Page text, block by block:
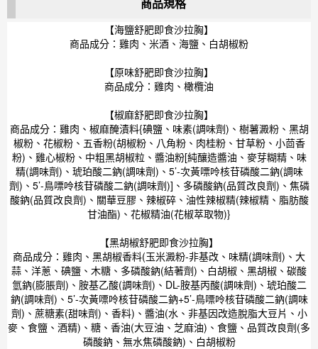
【海鹽舒肥即食沙拉胸】
商品成分：雞肉、米酒、海鹽、白胡椒粉
【原味舒肥即食沙拉胸】
商品成分：雞肉、橄欖油
【椒麻舒肥即食沙拉胸】
商品成分：雞肉、椒麻醃漬料{碘鹽、味素(調味劑)、樹薯澱粉、黑胡
椒粉、花椒粉、五香粉(胡椒粉、八角粉、肉桂粉、甘草粉、小茴香
粉)、雞心椒粉、中粗黑胡椒粒、醬油粉[純釀造醬油、麥芽糊精、味
精(調味劑)、琥珀酸二鈉(調味劑)、5’-次黃嘌呤核苷磷酸二鈉(調味
劑)、5’-鳥嘌呤核苷磷酸二鈉(調味劑)]、多磷酸鈉(品質改良劑)、焦磷
酸鈉(品質改良劑)、關華豆膠、辣椒碎、油性辣椒精(辣椒精、脂肪酸
甘油酯)、花椒精油(花椒萃取物)}
【黑胡椒舒肥即食沙拉胸】
商品成分：雞肉、黑胡椒香料(玉米澱粉-非基改、味精(調味劑)、大
蒜、洋蔥、碘鹽、木糖、多磷酸鈉(結著劑)、白胡椒、黑胡椒、碳酸
氫鈉(膨脹劑)、胺基乙酸(調味劑)、DL-胺基丙酸(調味劑)、琥珀酸二
鈉(調味劑)、5’-次黃嘌呤核苷磷酸二鈉+5’-鳥嘌呤核苷磷酸二鈉(調味
劑)、蔗糖素(甜味劑)、香料)、醬油(水、非基因改造脫脂大豆片、小
麥、食鹽、酒精)、糖、香油(大豆油、芝麻油)、食鹽、品質改良劑(多
磷酸鈉、無水焦磷酸鈉)、白胡椒粉